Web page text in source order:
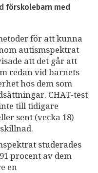
förskolebarn med
för att kunna
autismspektrat
att det går att
redan vid barnets
hos dem som
CHAT-test
till tidigare
sent (vecka 18)
studerades
procent av dem
en